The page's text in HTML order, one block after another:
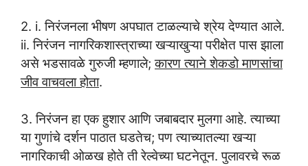
2. i. निरंजनला भीषण अपघात टाळल्याचे श्रेय देण्यात आले.
ii. निरंजन नागरिकशास्त्राच्या खऱ्याखुऱ्या परीक्षेत पास झाला
असे भडसावळे गुरुजी म्हणाले;कारण त्याने शेकडो माणसांचा
जीव वाचवला होता.
3. निरंजन हा एक हुशार आणि जबाबदार मुलगा आहे. त्याच्या
या गुणांचे दर्शन पाठात घडतेच; पण त्याच्यातल्या खऱ्या
नागरिकाची ओळख होते ती रेल्वेच्या घटनेतून. पुलावरचे रूळ